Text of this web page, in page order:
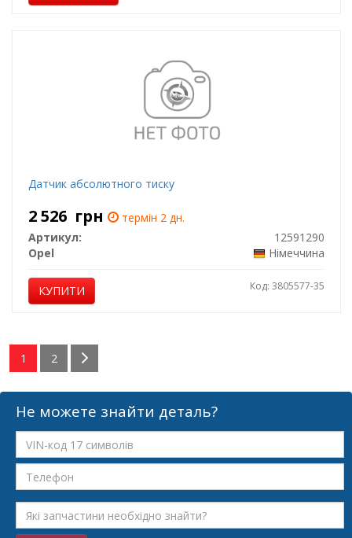
Датчик абсолютного тиску
2 526 грн
термін 2 дн.
Артикул:
12591290
Opel
Німеччина
КУПИТИ Код: 3805577-35
1 2
Не можете знайти деталь?